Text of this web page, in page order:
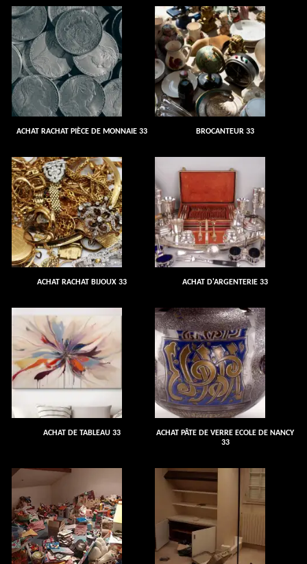
ACHAT RACHAT PIÈCE DE MONNAIE 33 BROCANTEUR 33
ACHAT RACHAT BIJOUX 33 ACHAT D'ARGENTERIE 33
ACHAT DE TABLEAU 33
ACHAT PÂTE DE VERRE ECOLE DE NANCY
33